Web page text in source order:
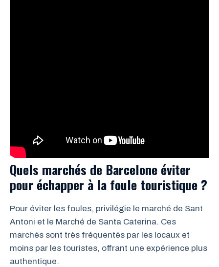
Quels marchés de Barcelone éviter
pour échapper à la foule touristique ?
Pour éviter les foules, privilégie le marché de Sant
Antoni et le Marché de Santa Caterina. Ces
marchés sont très fréquentés par les locaux et
moins par les touristes, offrant une expérience plus
authentique.